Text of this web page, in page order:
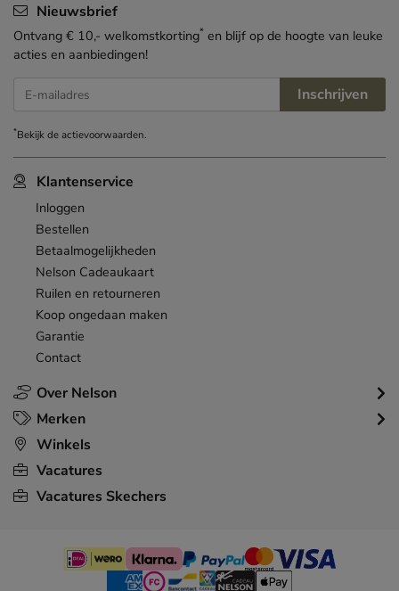
Over Nelson
Klantenservice
Inloggen
Bestellen
Betaalmogelijkheden
Nelson Cadeaukaart
Ruilen en retourneren
Koop ongedaan maken
Garantie
Contact
Merken
Winkels
Vacatures
Vacatures Skechers
Nieuwsbrief
Ontvang € 10,- welkomstkorting* en blijf op de hoogte van leuke
acties en aanbiedingen!
E-mailadres Inschrijven
*Bekijk deactievoorwaarden.